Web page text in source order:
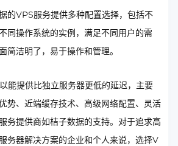
的VPS服务提供多种配置选择，包括不
同操作系统的实例，满足不同用户的需
简洁明了，易于操作和管理。
能提供比独立服务器更低的延迟，主要
势、近端缓存技术、高级网络配置、灵活
务提供商如桔子数据的支持。对于追求高
务器解决方案的企业和个人来说，选择V